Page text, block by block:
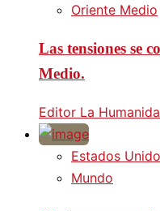
Oriente Medio
Las tensiones se
Medio.
Editor La
Estados
Mundo